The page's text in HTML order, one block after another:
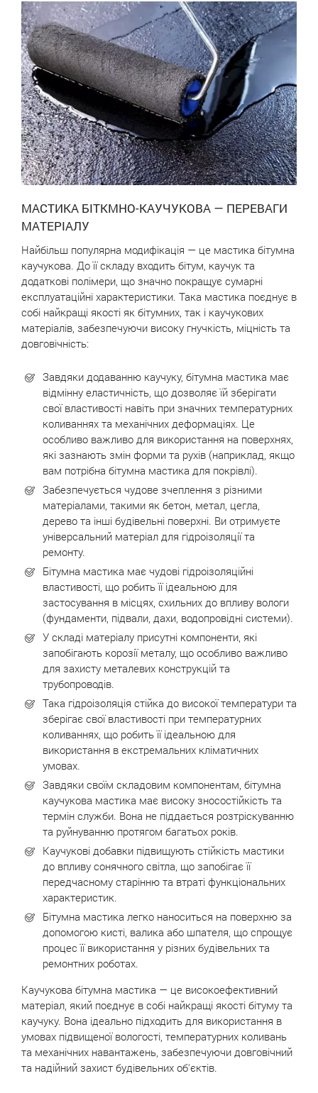
МАСТИКА БІТКМНО-КАУЧУКОВА ― ПЕРЕВАГИ
МАТЕРІАЛУ
Найбільш популярна модифікація ― це мастика бітумна
каучукова. До її складу входить бітум, каучук та
додаткові полімери, що значно покращує сумарні
експлуатаційні характеристики. Така мастика поєднує в
собі найкращі якості як бітумних, так і каучукових
матеріалів, забезпечуючи високу гнучкість, міцність та
довговічність:
Завдяки додаванню каучуку, бітумна мастика має
відмінну еластичність, що дозволяє їй зберігати
свої властивості навіть при значних температурних
коливаннях та механічних деформаціях. Це
особливо важливо для використання на поверхнях,
які зазнають змін форми та рухів (наприклад, якщо
вам потрібна бітумна мастика для покрівлі).
Забезпечується чудове зчеплення з різними
матеріалами, такими як бетон, метал, цегла,
дерево та інші будівельні поверхні. Ви отримуєте
універсальний матеріал для гідроізоляції та
ремонту.
Бітумна мастика має чудові гідроізоляційні
властивості, що робить її ідеальною для
застосування в місцях, схильних до впливу вологи
(фундаменти, підвали, дахи, водопровідні системи).
У складі матеріалу присутні компоненти, які
запобігають корозії металу, що особливо важливо
для захисту металевих конструкцій та
трубопроводів.
Така гідроізоляція стійка до високої температури та
зберігає свої властивості при температурних
коливаннях, що робить її ідеальною для
використання в екстремальних кліматичних
умовах.
Завдяки своїм складовим компонентам, бітумна
каучукова мастика має високу зносостійкість та
термін служби. Вона не піддається розтріскуванню
та руйнуванню протягом багатьох років.
Каучукові добавки підвищують стійкість мастики
до впливу сонячного світла, що запобігає її
передчасному старінню та втраті функціональних
характеристик.
Бітумна мастика легко наноситься на поверхню за
допомогою кисті, валика або шпателя, що спрощує
процес її використання у різних будівельних та
ремонтних роботах.
Каучукова бітумна мастика ― це високоефективний
матеріал, який поєднує в собі найкращі якості бітуму та
каучуку. Вона ідеально підходить для використання в
умовах підвищеної вологості, температурних коливань
та механічних навантажень, забезпечуючи довговічний
та надійний захист будівельних об'єктів.